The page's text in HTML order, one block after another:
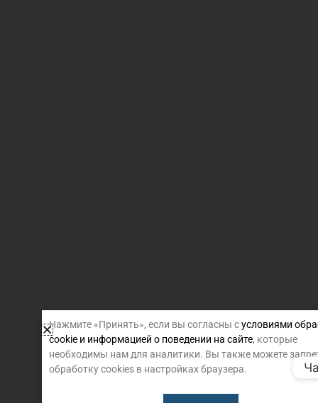
Нажмите «Принять», если вы согласны сусловиями
cookie и информацией о поведении на сайте, которые
необходимы нам для аналитики. Вы также можете
обработку cookies в настройках браузера.